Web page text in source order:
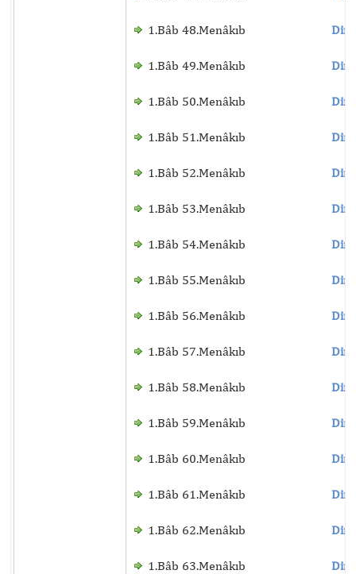
1.Bâb 48.Menâkıb
1.Bâb 49.Menâkıb
1.Bâb 50.Menâkıb
1.Bâb 51.Menâkıb
1.Bâb 52.Menâkıb
1.Bâb 53.Menâkıb
1.Bâb 54.Menâkıb
1.Bâb 55.Menâkıb
1.Bâb 56.Menâkıb
1.Bâb 57.Menâkıb
1.Bâb 58.Menâkıb
1.Bâb 59.Menâkıb
1.Bâb 60.Menâkıb
1.Bâb 61.Menâkıb
1.Bâb 62.Menâkıb
1.Bâb 63.Menâkıb